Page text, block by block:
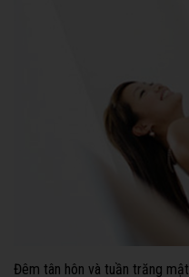
Đêm tân hôn và tuần trăng mật